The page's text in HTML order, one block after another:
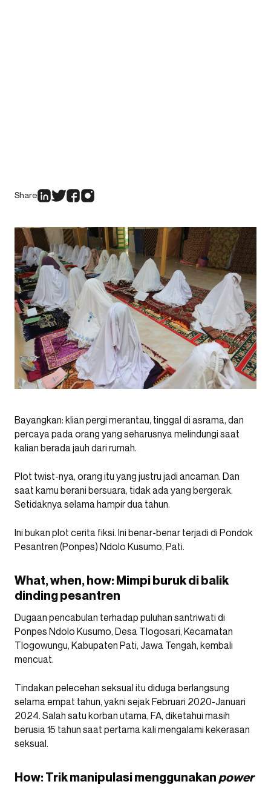
Share
Bayangkan: klian pergi merantau, tinggal di asrama, dan
percaya pada orang yang seharusnya melindungi saat
kalian berada jauh dari rumah.
Plot twist-nya, orang itu yang justru jadi ancaman. Dan
saat kamu berani bersuara, tidak ada yang bergerak.
Setidaknya selama hampir dua tahun.
Ini bukan plot cerita fiksi. Ini benar-benar terjadi di Pondok
Pesantren (Ponpes) Ndolo Kusumo, Pati.
What, when, how: Mimpi buruk di balik
dinding pesantren
Dugaan pencabulan terhadap puluhan santriwati di
Ponpes Ndolo Kusumo, Desa Tlogosari, Kecamatan
Tlogowungu, Kabupaten Pati, Jawa Tengah, kembali
mencuat.
Tindakan pelecehan seksual itu diduga berlangsung
selama empat tahun, yakni sejak Februari 2020-Januari
2024. Salah satu korban utama, FA, diketahui masih
berusia 15 tahun saat pertama kali mengalami kekerasan
seksual.
How: Trik manipulasi menggunakan power